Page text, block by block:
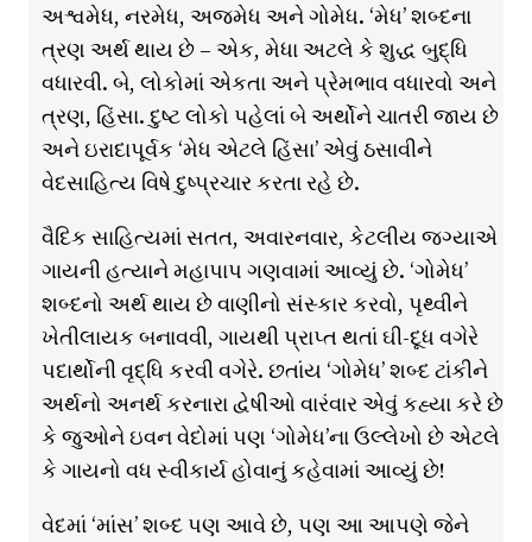
અશ્વમેધ, નરમેધ, અજમેધ અને ગોમેધ. ‘મેધ’ શબ્દના
ત્રણ અર્થ થાય છે – એક, મેધા અટલે કે શુદ્ધ બુદ્ધિ
વધારવી. બે, લોકોમાં એકતા અને પ્રેમભાવ વધારવો અને
ત્રણ, હિંસા. દુષ્ટ લોકો પહેલાં બે અર્થોને ચાતરી જાય છે
અને ઇરાદાપૂર્વક ‘મેધ એટલે હિંસા’ એવું ઠસાવીને
વેદસાહિત્ય વિષે દુષ્પ્રચાર કરતા રહે છે.
વૈદિક સાહિત્યમાં સતત, અવારનવાર, કેટલીય જગ્યાએ
ગાયની હત્યાને મહાપાપ ગણવામાં આવ્યું છે. ‘ગોમેધ’
શબ્દનો અર્થ થાય છે વાણીનો સંસ્કાર કરવો, પૃથ્વીને
ખેતીલાયક બનાવવી, ગાયથી પ્રાપ્ત થતાં ઘી-દૂધ વગેરે
પદાર્થોની વૃદ્ધિ કરવી વગેરે. છતાંય ‘ગોમેધ’ શબ્દ ટાંકીને
અર્થનો અનર્થ કરનારા દ્વેષીઓ વારંવાર એવું કહ્યા કરે છે
કે જુઓને ઇવન વેદોમાં પણ ‘ગોમેધ’ના ઉલ્લેખો છે એટલે
કે ગાયનો વધ સ્વીકાર્ય હોવાનું કહેવામાં આવ્યું છે!
વેદમાં ‘માંસ’ શબ્દ પણ આવે છે, પણ આ આપણે જેને